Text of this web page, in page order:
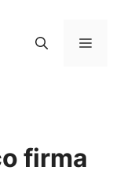
Menu
firma